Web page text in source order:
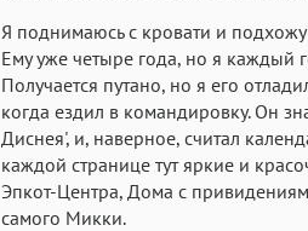
Я поднимаюсь с кровати и
Ему уже четыре года, но я каждый
Получается путано, но я его
когда ездил в командировку. Он
Диснея', и, наверное, считал
каждой странице тут яркие и
Эпкот-Центра, Дома с
самого Микки.